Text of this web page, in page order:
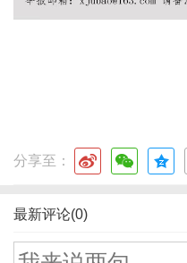
分享至：
最新评论(0)